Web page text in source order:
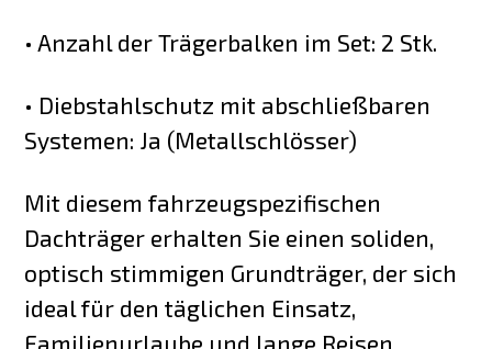
• Anzahl der Trägerbalken im Set: 2 Stk.
• Diebstahlschutz mit abschließbaren
Systemen: Ja (Metallschlösser)
Mit diesem fahrzeugspezifischen
Dachträger erhalten Sie einen soliden,
optisch stimmigen Grundträger, der sich
ideal für den täglichen Einsatz,
Familienurlaube und lange Reisen